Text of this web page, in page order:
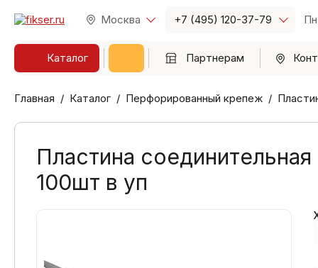
Москва +7 (495) 120-37-79
Каталог Партнерам
Главная Каталог Перфорированный крепеж
Пластина
100шт в уп